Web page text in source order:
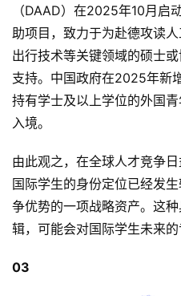
（DAAD）在2025年10月启
助项目，致力于为赴德攻读
出行技术等关键领域的硕士
支持。中国政府在2025年新
持有学士及以上学位的外国
入境。
由此观之，在全球人才竞争
国际学生的身份定位已经发
争优势的一项战略资产。这
辑，可能会对国际学生未来的
03